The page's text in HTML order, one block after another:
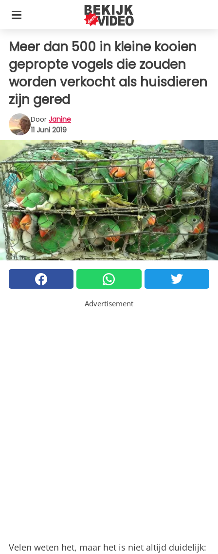
Meer dan 500 in kleine kooien
gepropte vogels die zouden
worden verkocht als huisdieren
zijn gered
Door Janine
11 Juni 2019
Advertisement
Velen weten het, maar het is niet altijd duidelijk: